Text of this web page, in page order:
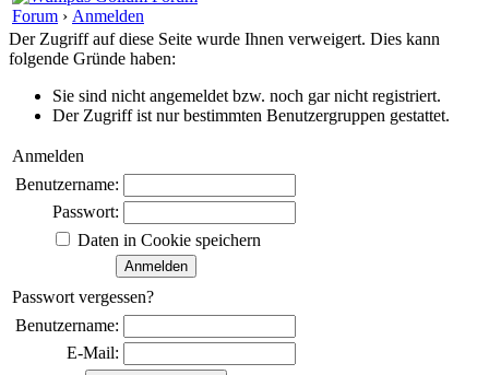
Forum › Anmelden
Der Zugriff auf diese Seite wurde Ihnen verweigert. Dies kann
folgende Gründe haben:
Sie sind nicht angemeldet bzw. noch gar nicht registriert.
Der Zugriff ist nur bestimmten Benutzergruppen gestattet.
Anmelden
Benutzername:
Passwort:
Daten in Cookie speichern
Passwort vergessen?
Benutzername:
E-Mail: